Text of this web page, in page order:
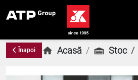
Înapoi Acasă Stoc